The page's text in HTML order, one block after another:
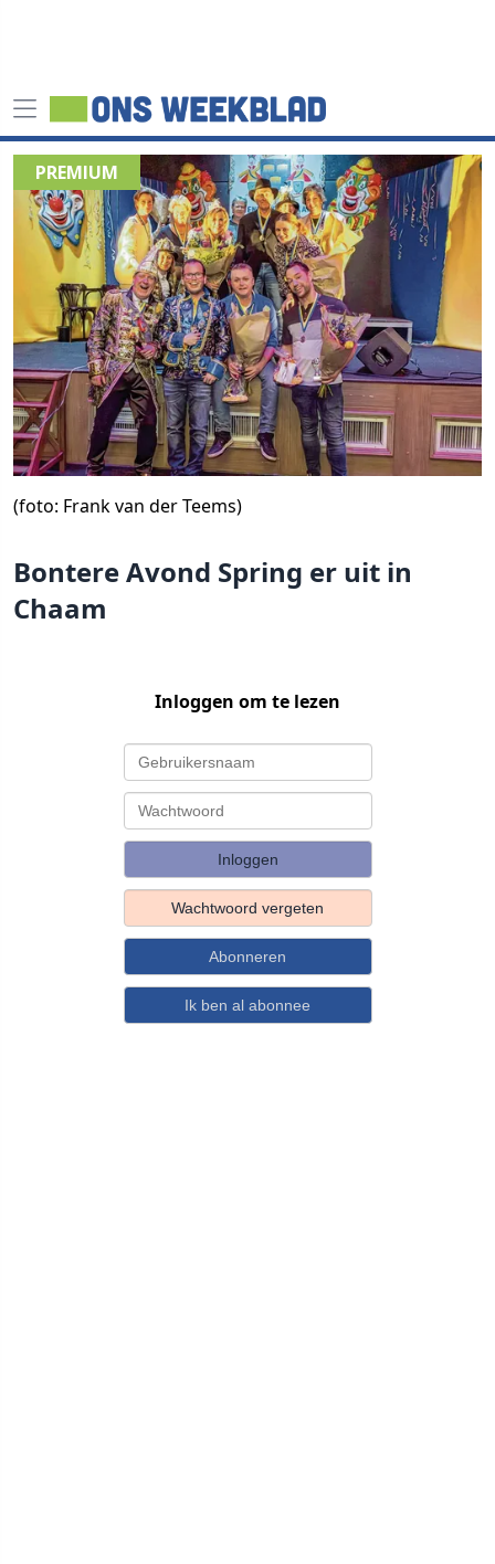
(foto: Frank van der Teems)
Bontere Avond Spring er uit in
Chaam
Inloggen om te lezen